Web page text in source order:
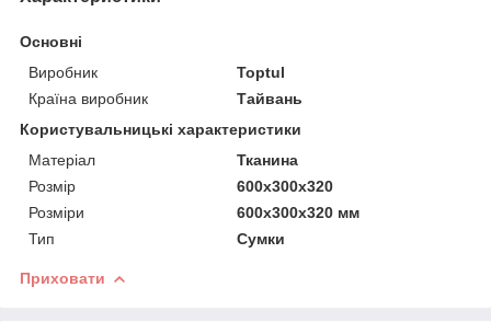
Основні
Виробник
Toptul
Країна виробник
Тайвань
Користувальницькі характеристики
Матеріал
Тканина
Розмір
600x300x320
Розміри
600x300x320 мм
Тип
Сумки
Приховати